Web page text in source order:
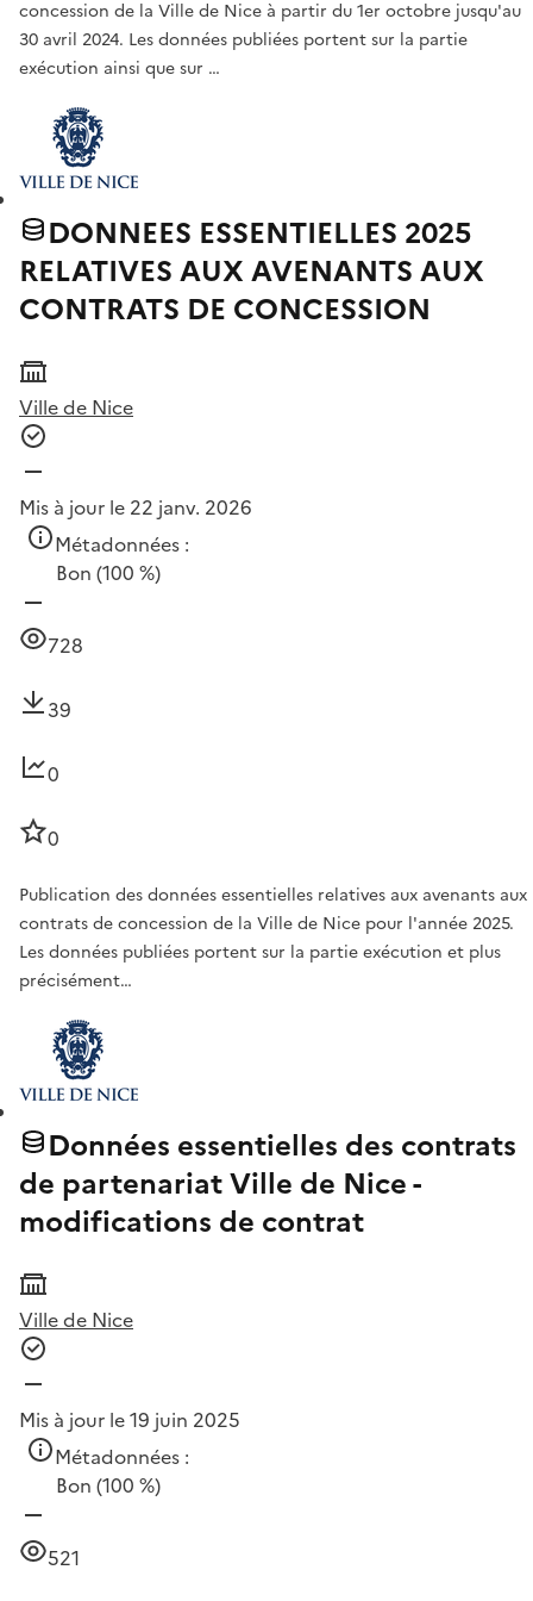
concession de la Ville de Nice à partir du 1er octobre jusqu'au
30 avril 2024. Les données publiées portent sur la partie
exécution ainsi que sur …
DONNEES ESSENTIELLES 2025
RELATIVES AUX AVENANTS AUX
CONTRATS DE CONCESSION
Ville de Nice
Mis à jour le 22 janv. 2026
Métadonnées :
Bon (100 %)
728
39
0
0
Publication des données essentielles relatives aux avenants aux
contrats de concession de la Ville de Nice pour l'année 2025.
Les données publiées portent sur la partie exécution et plus
précisément…
Données essentielles des contrats
de partenariat Ville de Nice -
modifications de contrat
Ville de Nice
Mis à jour le 19 juin 2025
Métadonnées :
Bon (100 %)
521